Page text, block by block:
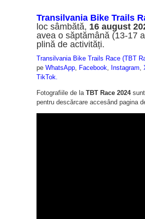
Transilvania Bike Trails
loc sâmbătă, 16 august
avea o săptămână (13-17
plină de activități.
Transilvania Bike Trails Race (TBT
pe WhatsApp Facebook Instagram
TikTok.
Fotografiile de la TBT Race 2024sunt
pentru descărcare accesând pagina